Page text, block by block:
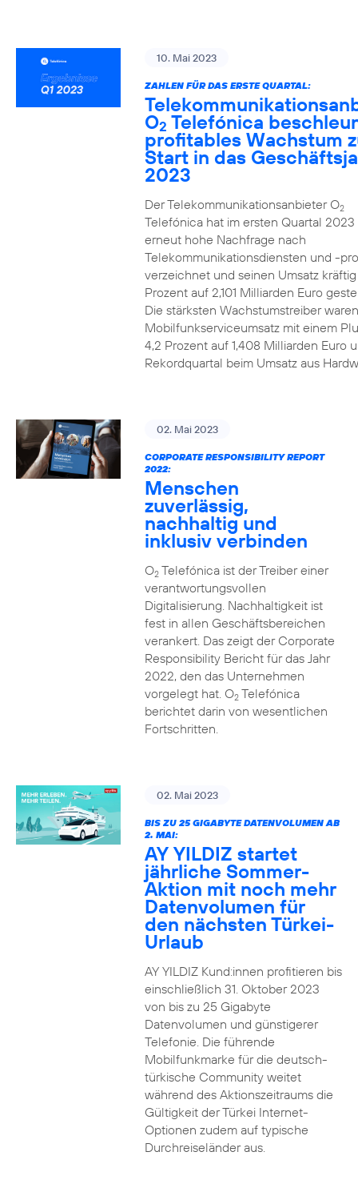
10. Mai 2023
ZAHLEN FÜR DAS ERSTE QUARTAL:
O2 Telefónica
profitables Wachstum
Start in das
2023
Der Telekommunikationsanbieter O2
Telefónica hat im ersten Quartal 2023
erneut hohe Nachfrage nach
Telekommunikationsdiensten und -
verzeichnet und seinen Umsatz
Prozent auf 2,101 Milliarden Euro
Die stärksten Wachstumstreiber
Mobilfunkserviceumsatz mit einem
4,2 Prozent auf 1,408 Milliarden Euro
Rekordquartal beim Umsatz aus
02. Mai 2023
CORPORATE RESPONSIBILITY REPORT
2022:
Menschen
zuverlässig,
nachhaltig und
inklusiv verbinden
O2Telefónica ist der Treiber einer
verantwortungsvollen
Digitalisierung. Nachhaltigkeit ist
fest in allen Geschäftsbereichen
verankert. Das zeigt der Corporate
Responsibility Bericht für das Jahr
2022, den das Unternehmen
vorgelegt hat. O2Telefónica
berichtet darin von wesentlichen
Fortschritten.
02. Mai 2023
BIS ZU 25 GIGABYTE DATENVOLUMEN AB
2. MAI:
AY YILDIZ startet
jährliche Sommer-
Aktion mit noch mehr
Datenvolumen für
den nächsten Türkei-
Urlaub
AY YILDIZ Kund:innen profitieren bis
einschließlich 31. Oktober 2023
von bis zu 25 Gigabyte
Datenvolumen und günstigerer
Telefonie. Die führende
Mobilfunkmarke für die deutsch-
türkische Community weitet
während des Aktionszeitraums die
Gültigkeit der Türkei Internet-
Optionen zudem auf typische
Durchreiseländer aus.